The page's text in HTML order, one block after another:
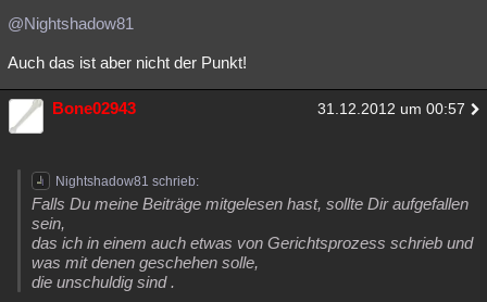
@Nightshadow81
Auch das ist aber nicht der Punkt!
Bone02943 31.12.2012 um 00:57
Nightshadow81 schrieb:
Falls Du meine Beiträge mitgelesen hast, sollte Dir aufgefallen
sein,
das ich in einem auch etwas von Gerichtsprozess schrieb und
was mit denen geschehen solle,
die unschuldig sind .